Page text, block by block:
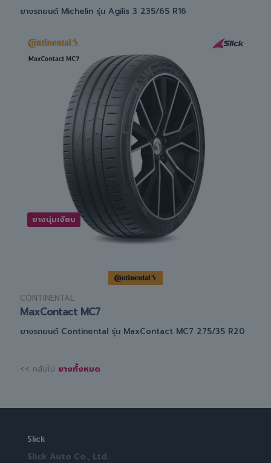
ยางรถยนต์ Michelin รุ่น Agilis 3 235/65 R16
ยางนุ่มเงียบ
CONTINENTAL
MaxContact MC7
ยางรถยนต์ Continental รุ่น MaxContact MC7 275/35 R20
<< กลับไป ยางทั้งหมด
Slick
Slick Auto Co., Ltd.